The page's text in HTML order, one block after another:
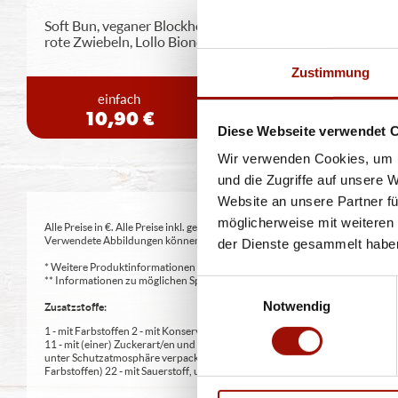
Zustimmung
Diese Webseite verwendet
Wir verwenden Cookies,
und die Zugriffe auf unsere
Website an unsere Partner
möglicherweise mit
der Dienste gesammelt
Einwilligungsauswahl
Notwendig
Soft Bun, veganer Blockhouse Burger (125g), Tomaten,
rote Zwiebeln, Lollo Bionda
einfach
10,90 €
doppelt
Alle Preise in €. Alle Preise inkl. gesetzl. MwSt. Alle Angaben zu
Verwendete Abbildungen können von den tatsächlich gelieferten
* Weitere Produktinformationen zu vorverpackten Lebensmitteln finden
** Informationen zu möglichen Spuren von Allergenen seitens unsere
Zusatzstoffe:
1 - mit Farbstoffen 2 - mit Konservierungsmittel 3 - mit Antioxidationsmittel
11 - mit (einer) Zuckerart/en und Süßungsmittel/n 12 - nur bei Tafelsüßen
unter Schutzatmosphäre verpackt 16 - chininhaltig 17 - koffeinhaltig 18 -
Farbstoffen) 22 - mit Sauerstoff, unter Hochdruck, farbstabilisierend (bei